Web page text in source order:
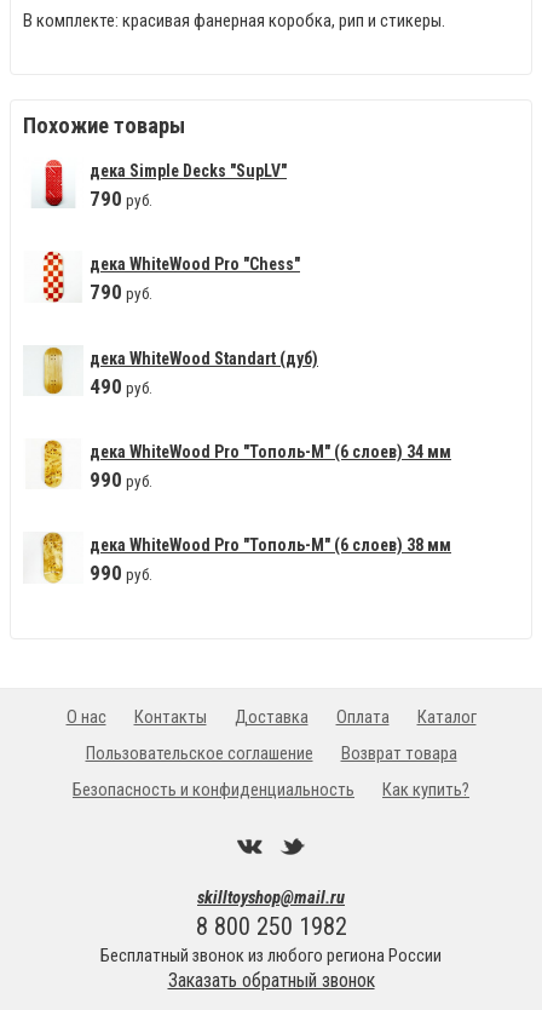
Похожие товары
дека Simple Decks "SupLV"
790 руб.
дека WhiteWood Pro "Сhess"
790 руб.
дека WhiteWood Standart (дуб)
490 руб.
дека WhiteWood Pro "Тополь-М" (6 слоев) 34 мм
990 руб.
дека WhiteWood Pro "Тополь-М" (6 слоев) 38 мм
990 руб.
В комплекте: красивая фанерная коробка, рип и стикеры.
skilltoyshop@mail.ru
8 800 250 1982
Бесплатный звонок из любого региона России
Заказать обратный звонок
О нас Контакты Доставка Оплата
Каталог
Пользовательское соглашение
Возврат товара
Безопасность и конфиденциальность
Как купить?